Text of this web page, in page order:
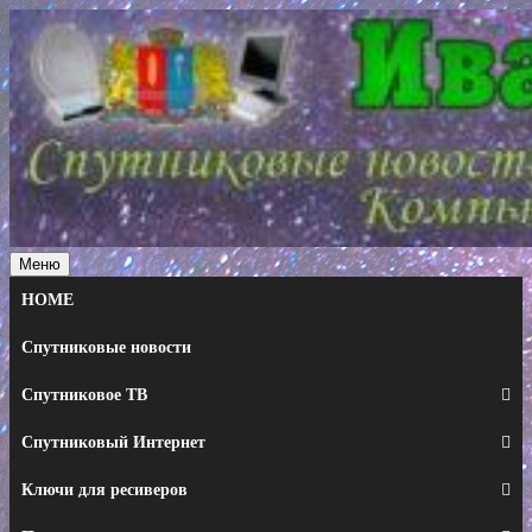
Перейти
к
содержимому
Меню
HOME
Спутниковые новости
Спутниковое ТВ
Спутниковый Интернет
Ключи для ресиверов